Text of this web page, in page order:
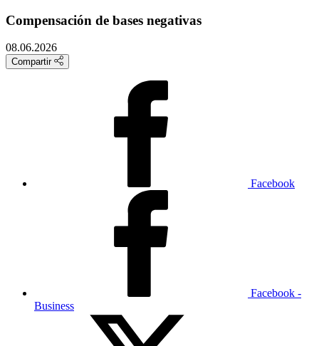
Compensación de bases negativas
08.06.2026
Compartir
Facebook
Facebook -
Business